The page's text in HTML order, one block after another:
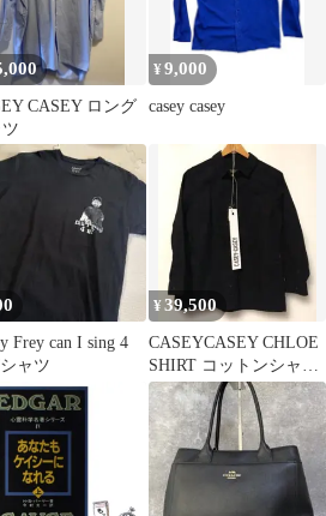
CASEY ロング
¥9,000
casey casey
Frey can I sing 4
ャツ
¥39,500
CASEYCASEY CHLOE
SHIRT コットンシャツ
新品タグ付き